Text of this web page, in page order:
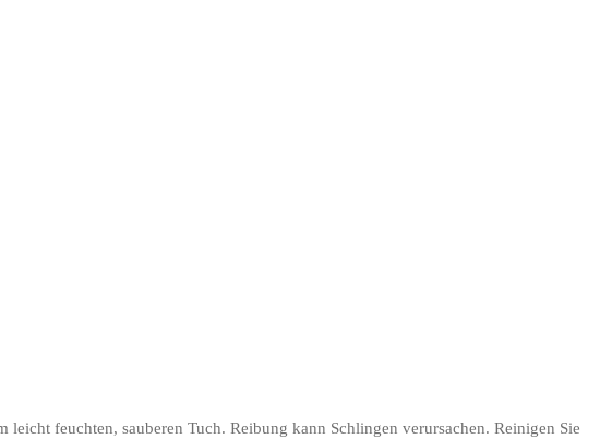
feuchten, sauberen Tuch. Reibung kann Schlingen verursachen. Reinigen Sie